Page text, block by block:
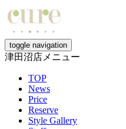
toggle navigation
津田沼店メニュー
TOP
News
Price
Reserve
Style Gallery